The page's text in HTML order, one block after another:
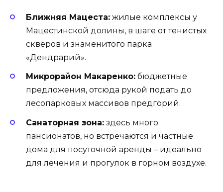
Ближняя Мацеста: жилые комплексы у
Мацестинской долины, в шаге от тенистых
скверов и знаменитого парка
«Дендрарий».
Микрорайон Макаренко: бюджетные
предложения, отсюда рукой подать до
лесопарковых массивов предгорий.
Санаторная зона: здесь много
пансионатов, но встречаются и частные
дома для посуточной аренды – идеально
для лечения и прогулок в горном воздухе.